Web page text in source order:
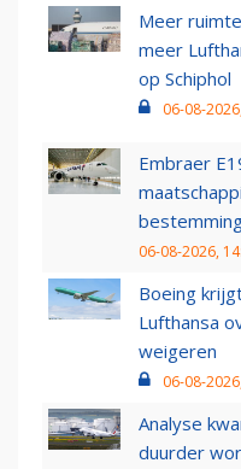
Meer
meer
op Schiphol
06-08-
Embraer
06-08-2026,
Boeing
Lufthansa
weigeren
06-08-
Analyse
duurder